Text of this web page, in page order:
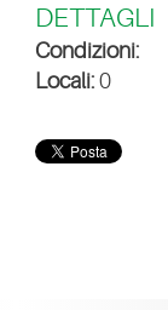
DETTAGLI
Condizioni:
Locali: 0